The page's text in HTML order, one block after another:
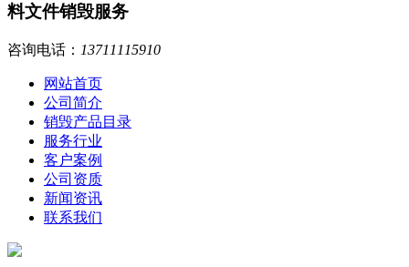
料文件销毁服务
咨询电话： 13711115910
网站首页
公司简介
销毁产品目录
服务行业
客户案例
公司资质
新闻资讯
联系我们